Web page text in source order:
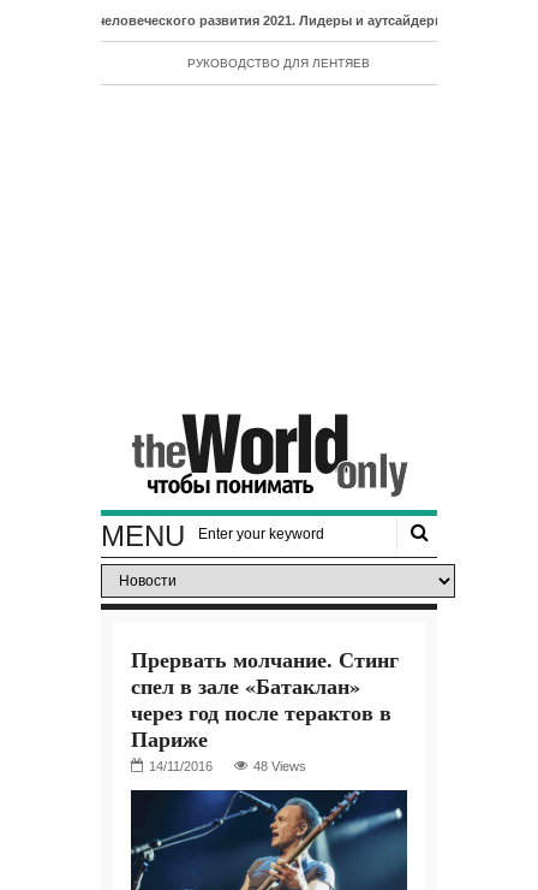
человеческого развития 2021. Лидеры и аутсайдеры рейтинга ИЧР
РУКОВОДСТВО ДЛЯ ЛЕНТЯЕВ
MENU
Прервать молчание. Стинг
спел в зале «Батаклан»
через год после терактов в
Париже
48 Views